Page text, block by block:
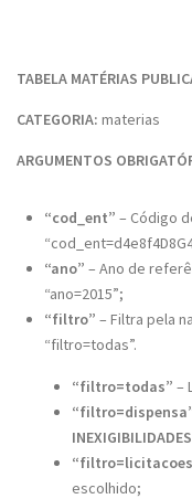
TABELA MATÉRIAS
CATEGORIA: materias
ARGUMENTOS
“cod_ent” – Código
“ano” – Ano de
“ano=2015”;
“filtro” – Filtra pela
“filtro=todas”.
“filtro=todas” –
INEXIGIBILIDADES
escolhido;